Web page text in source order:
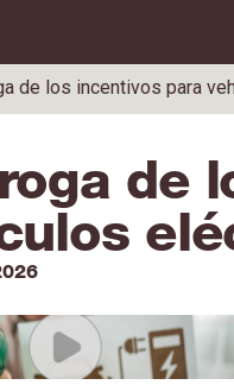
de los incentivos para
de